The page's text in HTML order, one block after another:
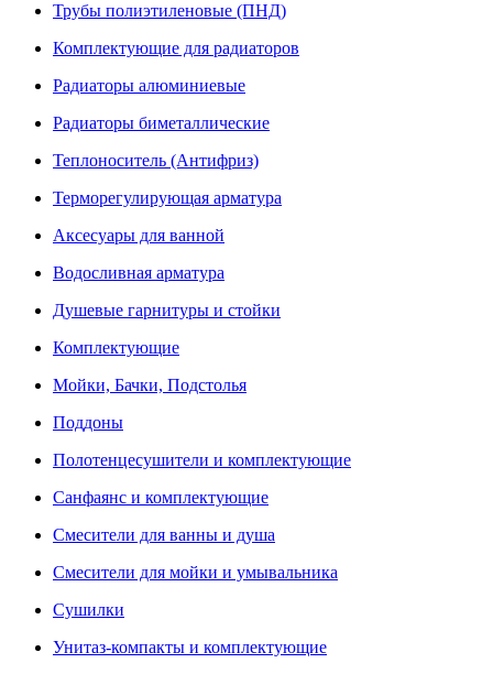
Трубы полиэтиленовые (ПНД)
Комплектующие для радиаторов
Радиаторы алюминиевые
Радиаторы биметаллические
Теплоноситель (Антифриз)
Терморегулирующая арматура
Аксесуары для ванной
Водосливная арматура
Душевые гарнитуры и стойки
Комплектующие
Мойки, Бачки, Подстолья
Поддоны
Полотенцесушители и комплектующие
Санфаянс и комплектующие
Смесители для ванны и душа
Смесители для мойки и умывальника
Сушилки
Унитаз-компакты и комплектующие